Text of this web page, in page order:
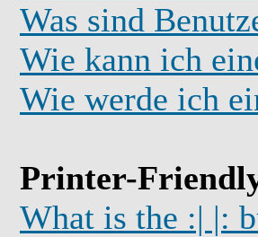
Was sind
Wie kann ich
Wie werde ich
Printer-
What is the :| |: